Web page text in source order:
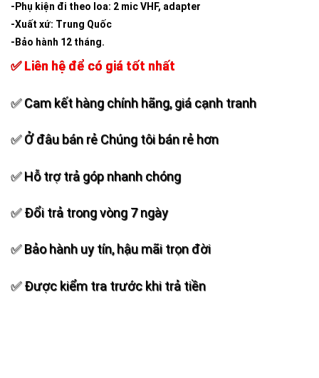
-Phụ kiện đi theo loa: 2 mic VHF, adapter
-Xuất xứ: Trung Quốc
-Bảo hành 12 tháng.
✅ Liên hệ để có giá tốt nhất
✅ Cam kết hàng chính hãng, giá cạnh tranh
✅ Ở đâu bán rẻ Chúng tôi bán rẻ hơn
✅ Hỗ trợ trả góp nhanh chóng
✅ Đổi trả trong vòng 7 ngày
✅ Bảo hành uy tín, hậu mãi trọn đời
✅ Được kiểm tra trước khi trả tiền